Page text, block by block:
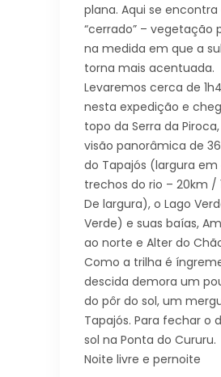
plana. Aqui se encontra
“cerrado” – vegetação
na medida em que a
torna mais acentuada.
Levaremos cerca de
nesta expedição e
topo da Serra da
visão panorâmica de
do Tapajós (largura em
trechos do rio – 20km /
De largura), o Lago
Verde) e suas baías,
ao norte e Alter do
Como a trilha é
descida demora um
do pôr do sol, um
Tapajós. Para fechar o
sol na Ponta do Cururu.
Noite livre e pernoite